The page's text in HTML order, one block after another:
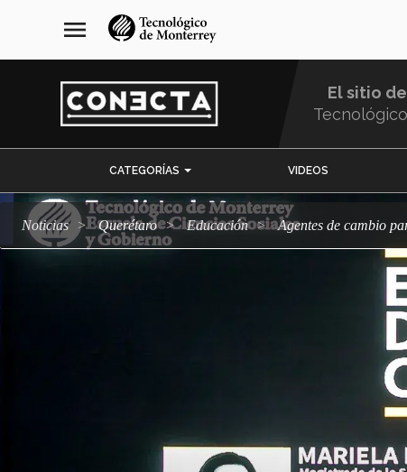
navegación
principal
menu
El sitio
CATEGORÍAS VIDEOS
Noticias Querétaro Educación Agentes de cambio